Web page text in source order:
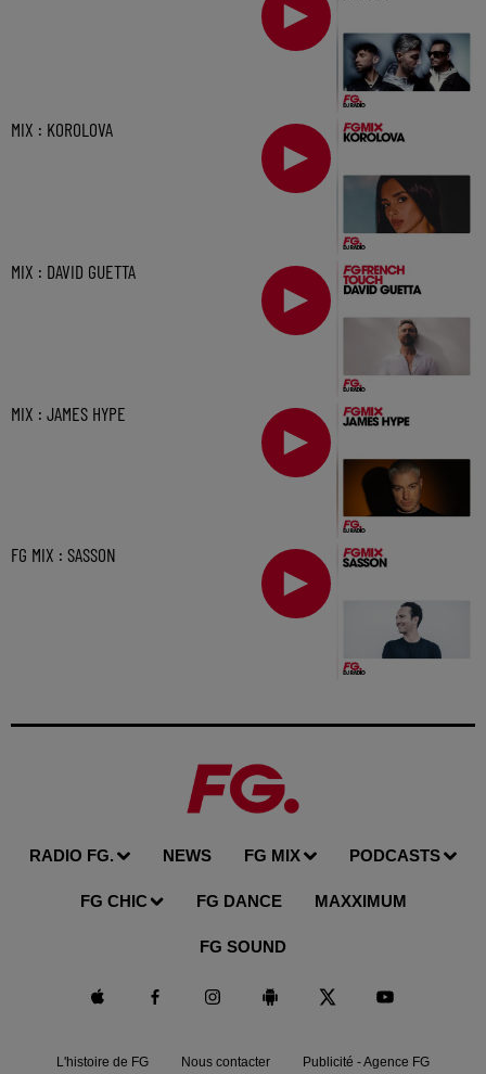
MIX : KOROLOVA
MIX : DAVID GUETTA
MIX : JAMES HYPE
FG MIX : SASSON
RADIO FG. NEWS FG MIX PODCASTS
FG CHIC FG DANCE MAXXIMUM
FG SOUND
L'histoire de FG Nous contacter Publicité - Agence FG